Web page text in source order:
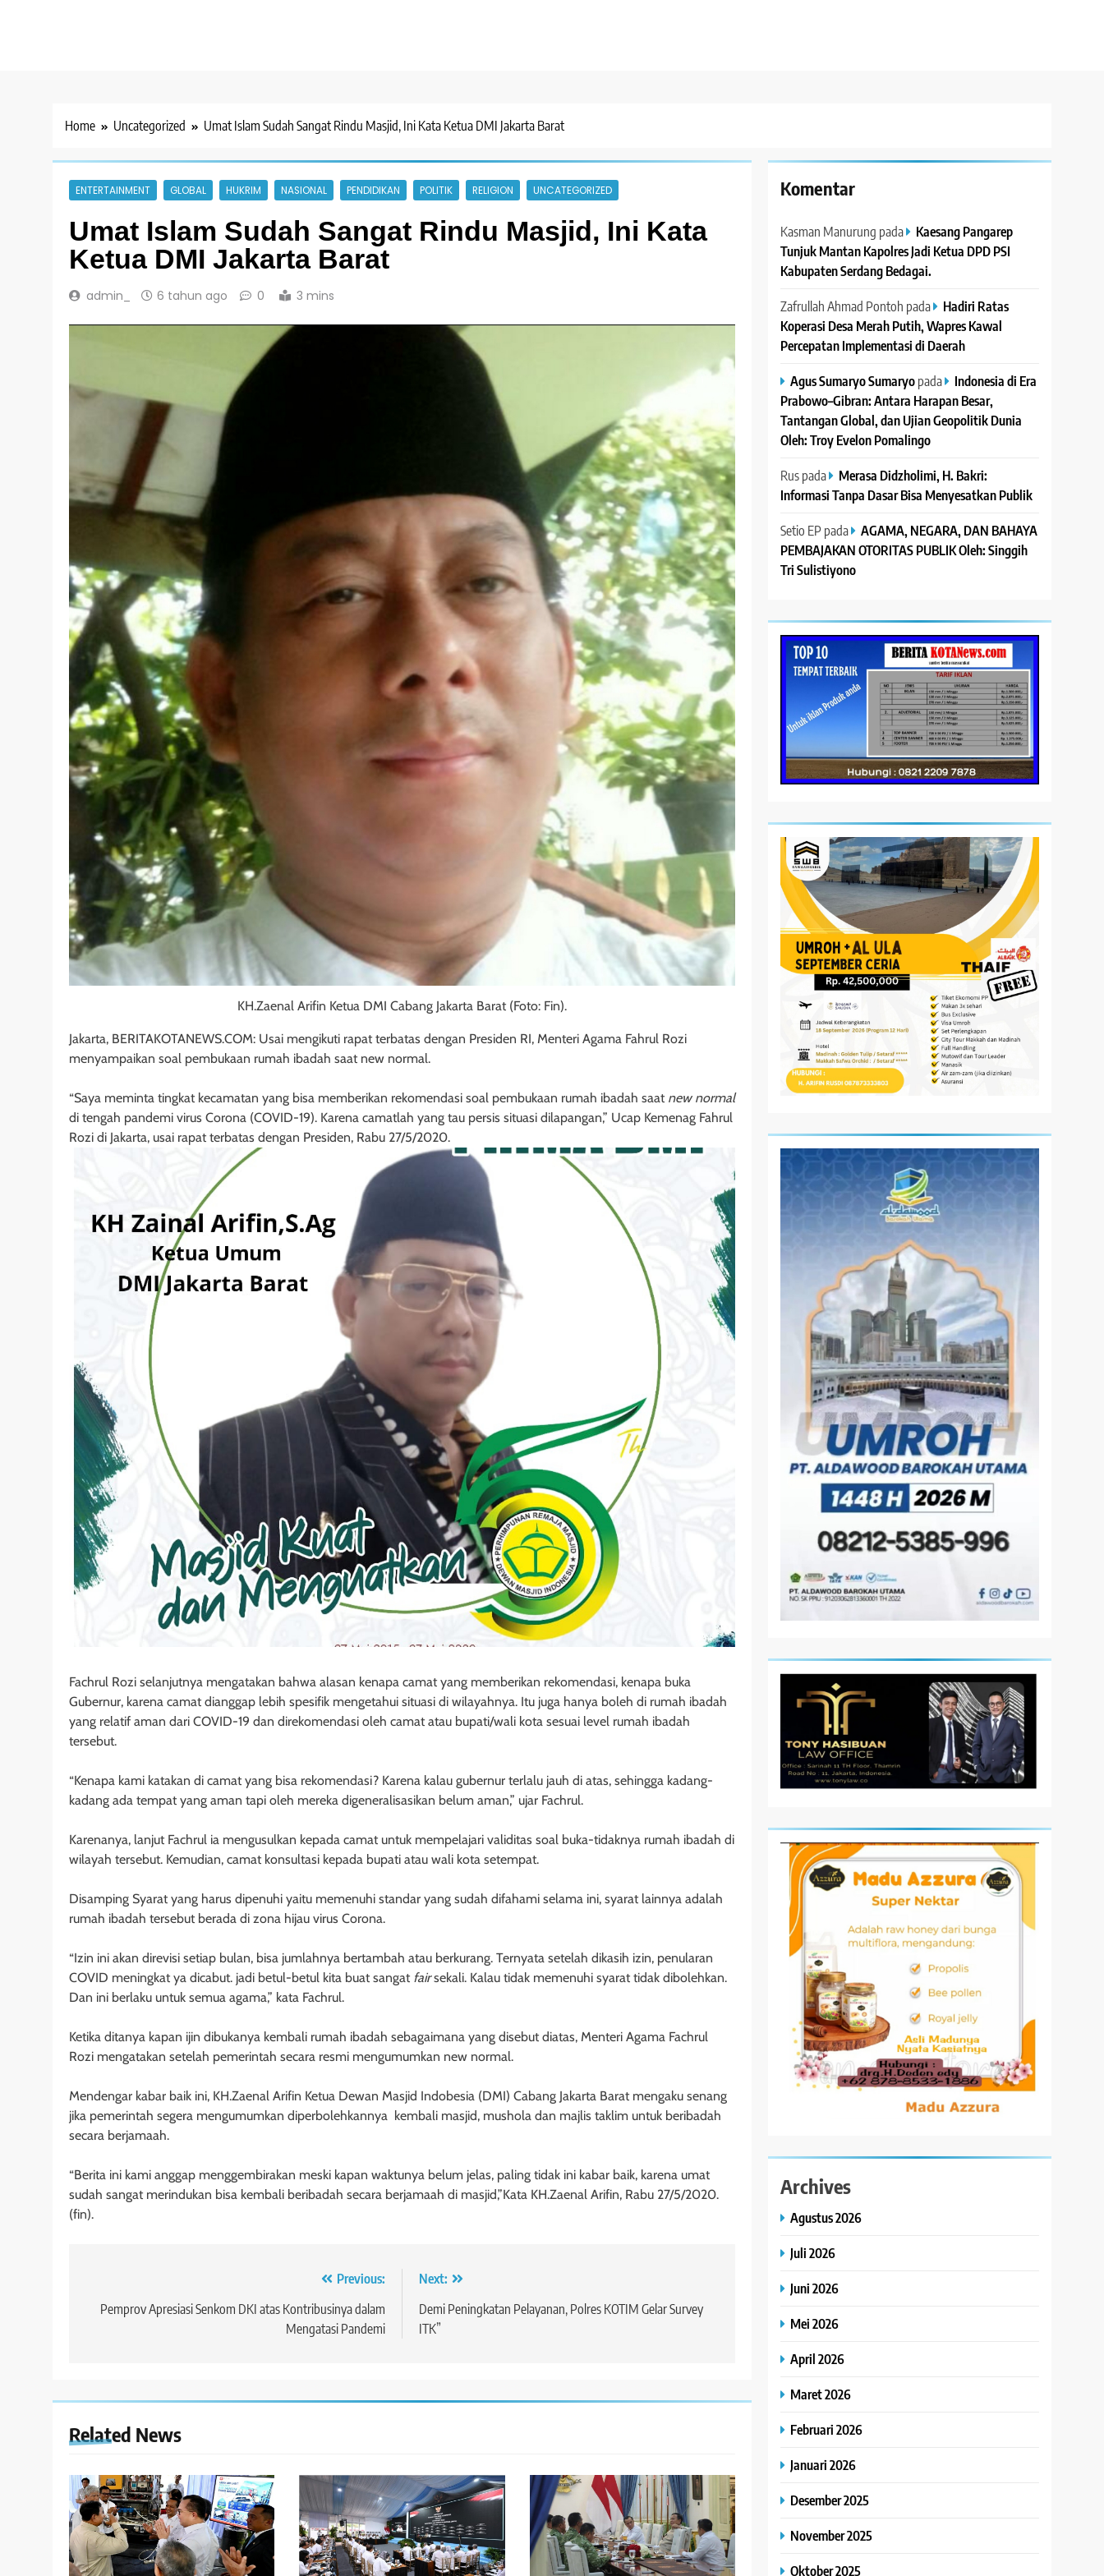
Home Uncategorized Umat Islam Sudah Sangat Rindu Masjid, Ini Kata Ketua DMI Jakarta Barat
ENTERTAINMENT GLOBAL HUKRIM NASIONAL PENDIDIKAN POLITIK RELIGION UNCATEGORIZED
Umat Islam Sudah Sangat Rindu Masjid, Ini Kata
Ketua DMI Jakarta Barat
admin_ 6 tahun ago 0 3 mins
KH.Zaenal Arifin Ketua DMI Cabang Jakarta Barat (Foto: Fin).
Jakarta, BERITAKOTANEWS.COM: Usai mengikuti rapat terbatas dengan Presiden RI, Menteri Agama Fahrul Rozi
menyampaikan soal pembukaan rumah ibadah saat new normal.
“Saya meminta tingkat kecamatan yang bisa memberikan rekomendasi soal pembukaan rumah ibadah saat new normal
di tengah pandemi virus Corona (COVID-19). Karena camatlah yang tau persis situasi dilapangan,” Ucap Kemenag Fahrul
Rozi di Jakarta, usai rapat terbatas dengan Presiden, Rabu 27/5/2020.
Fachrul Rozi selanjutnya mengatakan bahwa alasan kenapa camat yang memberikan rekomendasi, kenapa buka
Gubernur, karena camat dianggap lebih spesifik mengetahui situasi di wilayahnya. Itu juga hanya boleh di rumah ibadah
yang relatif aman dari COVID-19 dan direkomendasi oleh camat atau bupati/wali kota sesuai level rumah ibadah
tersebut.
“Kenapa kami katakan di camat yang bisa rekomendasi? Karena kalau gubernur terlalu jauh di atas, sehingga kadang-
kadang ada tempat yang aman tapi oleh mereka digeneralisasikan belum aman,” ujar Fachrul.
Karenanya, lanjut Fachrul ia mengusulkan kepada camat untuk mempelajari validitas soal buka-tidaknya rumah ibadah di
wilayah tersebut. Kemudian, camat konsultasi kepada bupati atau wali kota setempat.
Disamping Syarat yang harus dipenuhi yaitu memenuhi standar yang sudah difahami selama ini, syarat lainnya adalah
rumah ibadah tersebut berada di zona hijau virus Corona.
“Izin ini akan direvisi setiap bulan, bisa jumlahnya bertambah atau berkurang. Ternyata setelah dikasih izin, penularan
COVID meningkat ya dicabut. jadi betul-betul kita buat sangat fairsekali. Kalau tidak memenuhi syarat tidak dibolehkan.
Dan ini berlaku untuk semua agama,” kata Fachrul.
Ketika ditanya kapan ijin dibukanya kembali rumah ibadah sebagaimana yang disebut diatas, Menteri Agama Fachrul
Rozi mengatakan setelah pemerintah secara resmi mengumumkan new normal.
Mendengar kabar baik ini, KH.Zaenal Arifin Ketua Dewan Masjid Indobesia (DMI) Cabang Jakarta Barat mengaku senang
jika pemerintah segera mengumumkan diperbolehkannya kembali masjid, mushola dan majlis taklim untuk beribadah
secara berjamaah.
“Berita ini kami anggap menggembirakan meski kapan waktunya belum jelas, paling tidak ini kabar baik, karena umat
sudah sangat merindukan bisa kembali beribadah secara berjamaah di masjid,”Kata KH.Zaenal Arifin, Rabu 27/5/2020.
(fin).
pos
Previous:
Pemprov Apresiasi Senkom DKI atas Kontribusinya dalam
Mengatasi Pandemi
Next:
Demi Peningkatan Pelayanan, Polres KOTIM Gelar Survey
ITK”
Related News
Komentar
Kasman Manurung pada
Kaesang Pangarep
Tunjuk Mantan Kapolres Jadi Ketua DPD PSI
Kabupaten Serdang Bedagai. ‎ ‎
Zafrullah Ahmad Pontoh pada
Hadiri Ratas
Koperasi Desa Merah Putih, Wapres Kawal
Percepatan Implementasi di Daerah
Agus Sumaryo Sumaryopada
Indonesia di Era
Prabowo–Gibran: Antara Harapan Besar,
Tantangan Global, dan Ujian Geopolitik Dunia
Oleh: Troy Evelon Pomalingo
Ruspada
Merasa Didzholimi, H. Bakri:
Informasi Tanpa Dasar Bisa Menyesatkan Publik
Setio EP pada AGAMA, NEGARA, DAN BAHAYA
PEMBAJAKAN OTORITAS PUBLIK Oleh: Singgih
Tri Sulistiyono
Archives
Agustus 2026
Juli 2026
Juni 2026
Mei 2026
April 2026
Maret 2026
Februari 2026
Januari 2026
Desember 2025
November 2025
Oktober 2025